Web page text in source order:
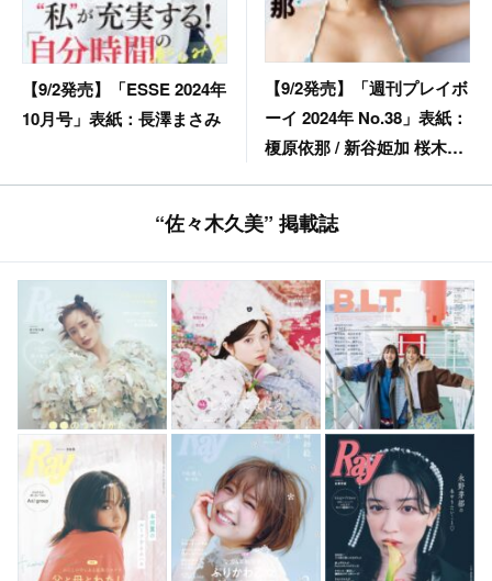
【9/2発売】「ESSE 2024年
10月号」表紙：長澤まさみ
【9/2発売】「週刊プレイボ
ーイ 2024年 No.38」表紙：
榎原依那 / 新谷姫加 桜木心
“佐々木久美” 掲載誌